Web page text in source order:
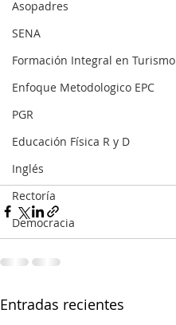
Asopadres
SENA
Formación Integral en Turismo
Enfoque Metodologico EPC
PGR
Educación Física R y D
Inglés
Rectoría
Democracia
Entradas recientes